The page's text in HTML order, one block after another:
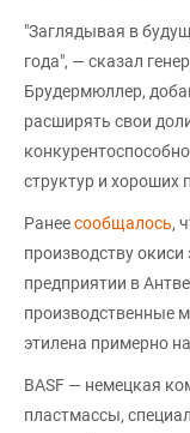
"Заглядывая в
года", — сказал
Брудермюллер,
расширять свои
структур и хороших
Ранеесообщалось,
производству
предприятии в
производственные
этилена примерно
BASF — немецкая
пластмассы,